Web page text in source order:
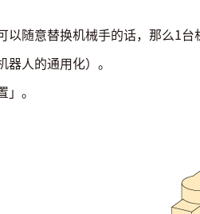
以随意替换机械手的话，那么1台
人的通用化）。
。